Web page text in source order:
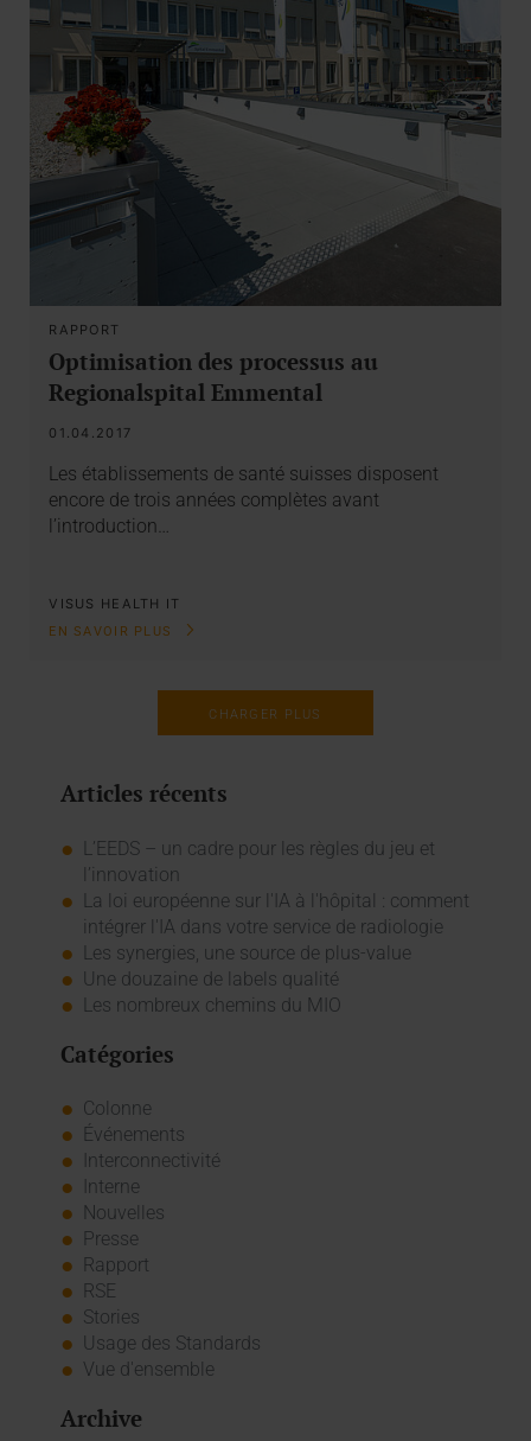
RAPPORT
Optimisation des processus au
Regionalspital Emmental
01.04.2017
Les établissements de santé suisses disposent
encore de trois années complètes avant
l’introduction…
VISUS HEALTH IT
EN SAVOIR PLUS
CHARGER PLUS
Articles récents
L’EEDS – un cadre pour les règles du jeu et
l’innovation
La loi européenne sur l'IA à l'hôpital : comment
intégrer l'IA dans votre service de radiologie
Les synergies, une source de plus-value
Une douzaine de labels qualité
Les nombreux chemins du MIO
Catégories
Colonne
Événements
Interconnectivité
Interne
Nouvelles
Presse
Rapport
RSE
Stories
Usage des Standards
Vue d'ensemble
Archive